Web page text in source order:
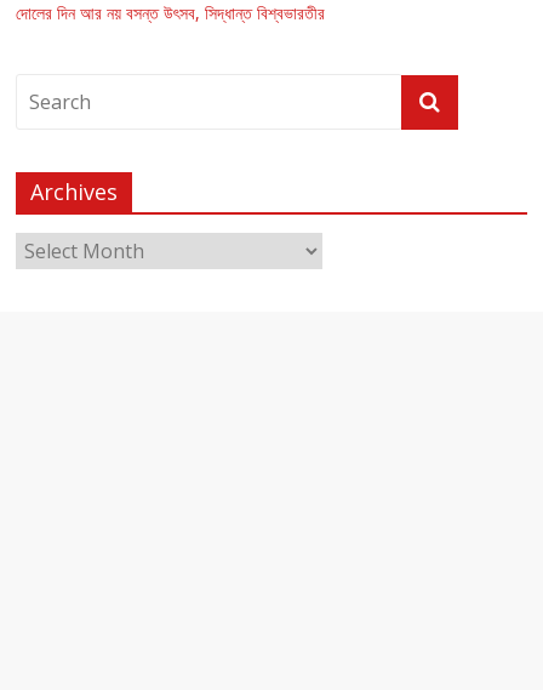
দোলের দিন আর নয় বসন্ত উৎসব, সিদ্ধান্ত বিশ্বভারতীর
Archives